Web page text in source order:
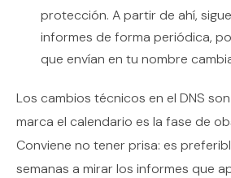
protección. A partir de ahí,
informes de forma periódica,
que envían en tu nombre
Los cambios técnicos en el DNS
marca el calendario es la fase de
Conviene no tener prisa: es
semanas a mirar los informes que